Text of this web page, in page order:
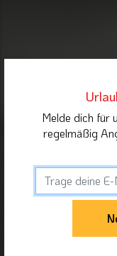
Melde dich für
regelmäßig